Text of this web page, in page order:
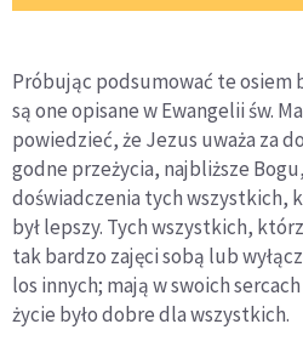
Próbując podsumować te osiem
są one opisane w Ewangelii św.
powiedzieć, że Jezus uważa za
godne przeżycia, najbliższe
doświadczenia tych wszystkich,
był lepszy. Tych wszystkich,
tak bardzo zajęci sobą lub
los innych; mają w swoich
życie było dobre dla wszystkich.